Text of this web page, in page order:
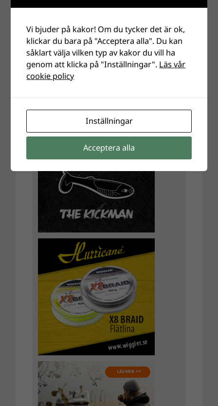
Vi bjuder på kakor! Om du tycker det är ok,
klickar du bara på "Acceptera alla". Du kan
såklart välja vilken typ av kakor du vill ha
genom att klicka på "Inställningar". Läs vår
cookie policy
Inställningar
Acceptera alla